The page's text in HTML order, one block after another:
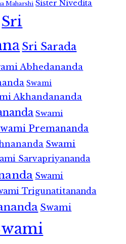
Maharshi Sister Nivedita
Sri
Sri Sarada
Abhedananda
Swami
Akhandananda
Swami
Premananda
Swami
Sarvapriyananda
Swami
Trigunatitananda
Swami